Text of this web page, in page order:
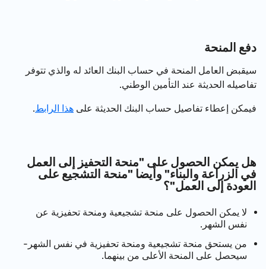
دفع المنحة
سيقبض العامل المنحة في حساب البنك العائد له والذي تتوفر
تفاصيله الحديثة عند التأمين الوطني.
فيمكن إعطاء تفاصيل حساب البنك الحديثة علىهذا الرابط.
هل يمكن الحصول على "منحة التحفيز إلى العمل
في الزراعة والبناء" وأيضا "منحة التشجيع على
العودة إلى العمل"؟
لا يمكن الحصول على منحة تشجيعية ومنحة تحفيزية عن
نفس الشهر.
من يستحق منحة تشجيعية ومنحة تحفيزية في نفس الشهر-
سيحصل على المنحة الأعلى من بينهما.